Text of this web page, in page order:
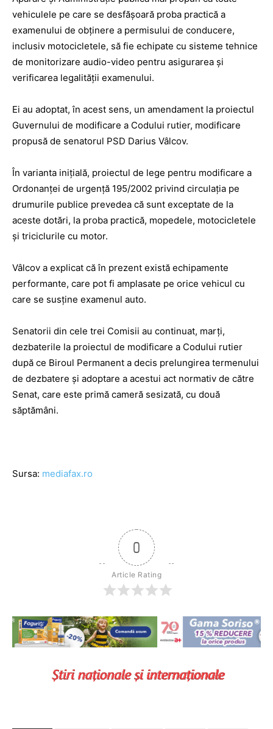
vehiculele pe care se desfăşoară proba practică a
examenului de obţinere a permisului de conducere,
inclusiv motocicletele, să fie echipate cu sisteme tehnice
de monitorizare audio-video pentru asigurarea şi
verificarea legalităţii examenului.
Ei au adoptat, în acest sens, un amendament la proiectul
Guvernului de modificare a Codului rutier, modificare
propusă de senatorul PSD Darius Vâlcov.
În varianta iniţială, proiectul de lege pentru modificare a
Ordonanţei de urgenţă 195/2002 privind circulaţia pe
drumurile publice prevedea că sunt exceptate de la
aceste dotări, la proba practică, mopedele, motocicletele
şi triciclurile cu motor.
Vâlcov a explicat că în prezent există echipamente
performante, care pot fi amplasate pe orice vehicul cu
care se susţine examenul auto.
Senatorii din cele trei Comisii au continuat, marţi,
dezbaterile la proiectul de modificare a Codului rutier
după ce Biroul Permanent a decis prelungirea termenului
de dezbatere şi adoptare a acestui act normativ de către
Senat, care este primă cameră sesizată, cu două
săptămâni.
Sursa: mediafax.ro
0
Article Rating